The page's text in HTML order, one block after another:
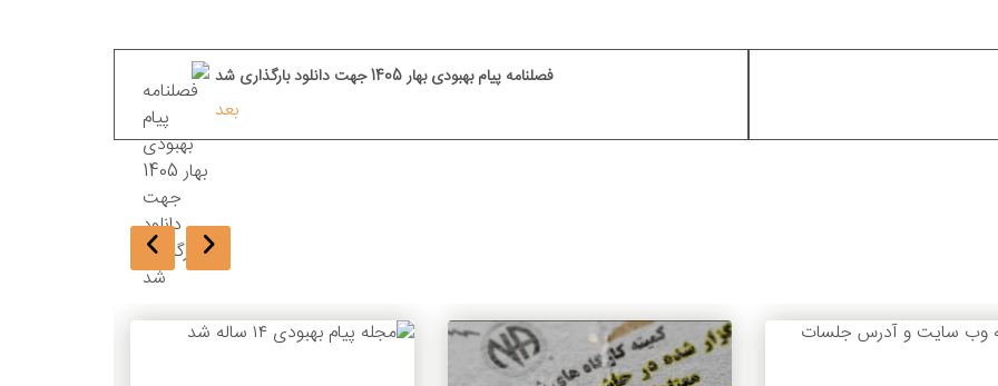
فصلنامه پیام بهبودی بهار 1405 جهت دانلود بارگذاری شد
بعد